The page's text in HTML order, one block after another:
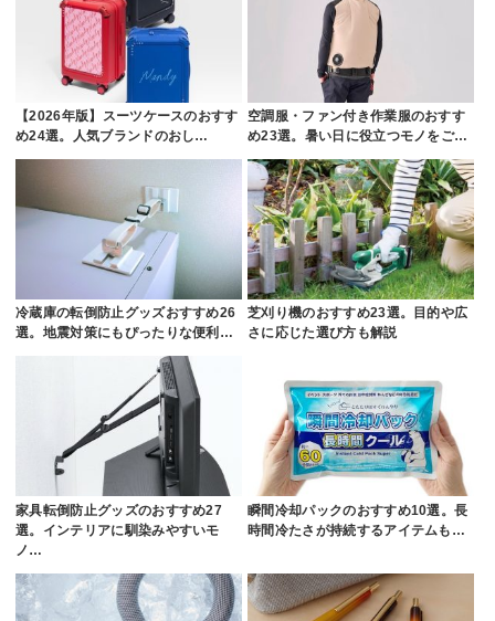
【2026年版】スーツケースのおすす
め24選。人気ブランドのおし…
空調服・ファン付き作業服のおすす
め23選。暑い日に役立つモノをご…
冷蔵庫の転倒防止グッズおすすめ26
選。地震対策にもぴったりな便利…
芝刈り機のおすすめ23選。目的や広
さに応じた選び方も解説
家具転倒防止グッズのおすすめ27
選。インテリアに馴染みやすいモ
ノ…
瞬間冷却パックのおすすめ10選。長
時間冷たさが持続するアイテムも…